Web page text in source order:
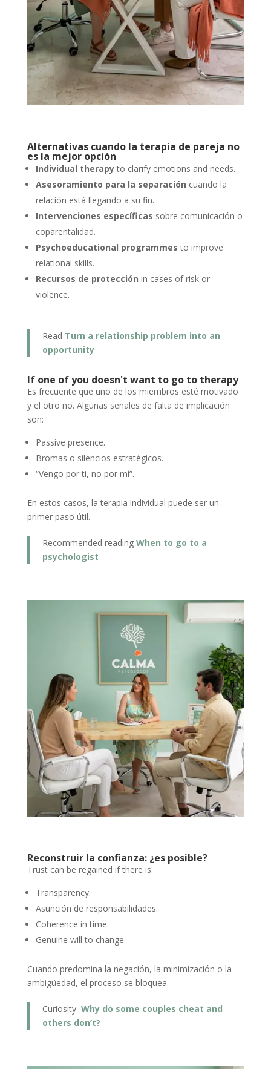
Alternativas cuando la terapia de pareja no
es la mejor opción
Individual therapyto clarify emotions and needs.
Asesoramiento para la separación cuando la
relación está llegando a su fin.
Intervenciones específicas sobre comunicación o
coparentalidad.
Psychoeducational programmes to improve
relational skills.
Recursos de protección in cases of risk or
violence.
Read Turn a relationship problem into an
opportunity
If one of you doesn't want to go to therapy
Es frecuente que uno de los miembros esté motivado
y el otro no. Algunas señales de falta de implicación
son:
Passive presence.
Bromas o silencios estratégicos.
“Vengo por ti, no por mí”.
En estos casos, la terapia individual puede ser un
primer paso útil.
Recommended reading When to go to a
psychologist
Reconstruir la confianza: ¿es posible?
Trust can be regained if there is:
Transparency.
Asunción de responsabilidades.
Coherence in time.
Genuine will to change.
Cuando predomina la negación, la minimización o la
ambigüedad, el proceso se bloquea.
Curiosity Why do some couples cheat and
others don’t?